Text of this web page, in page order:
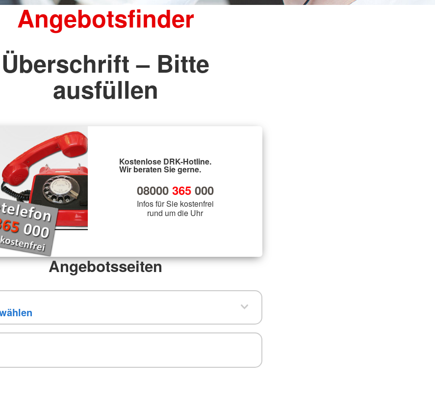
Angebotsfinder
Überschrift – Bitte
ausfüllen
Kostenlose DRK-Hotline.
Wir beraten Sie gerne.
08000 365000
Infos für Sie kostenfrei
rund um die Uhr
Angebotsseiten